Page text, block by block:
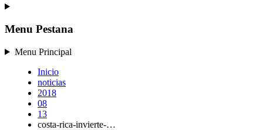
Menu Pestana
Menu Principal
Inicio
noticias
2018
08
13
costa-rica-invierte-…